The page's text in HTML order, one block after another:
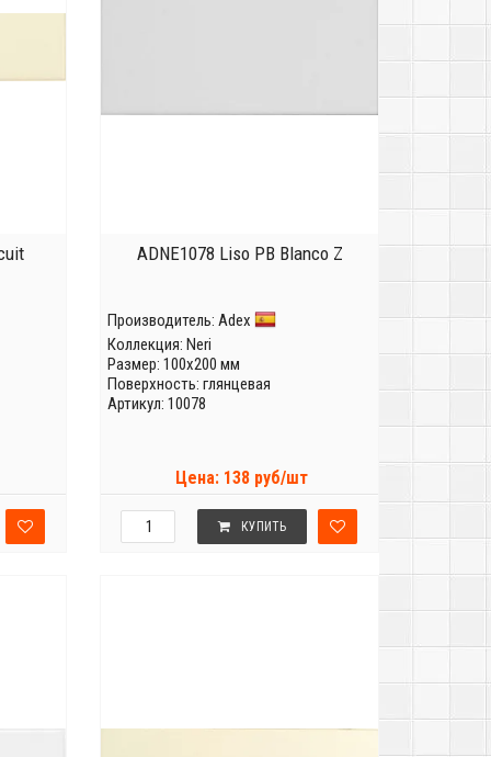
ADNE1078 Liso PB Blanco Z
Производитель: Adex
Коллекция: Neri
Размер: 100x200 мм
Поверхность: глянцевая
Артикул: 10078
Цена: 138 руб/шт
КУПИТЬ